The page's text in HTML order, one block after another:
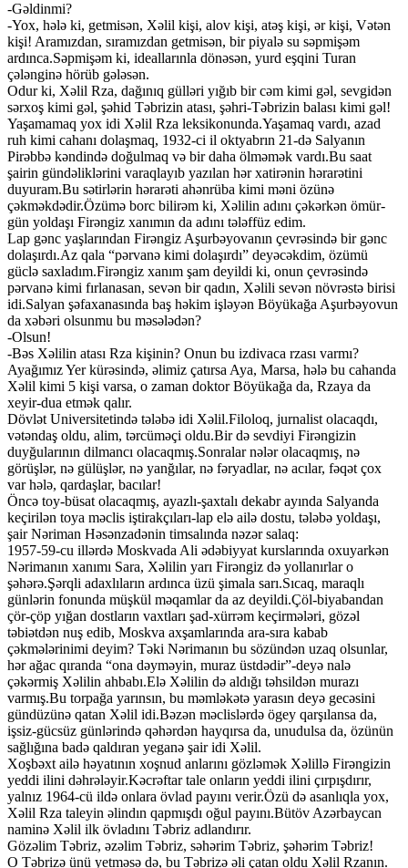
-Gəldinmi?
-Yox, hələ ki, getmisən, Xəlil kişi, alov kişi, atəş kişi, ər kişi, Vətən
kişi! Aramızdan, sıramızdan getmisən, bir piyalə su səpmişəm
ardınca.Səpmişəm ki, ideallarınla dönəsən, yurd eşqini Turan
çələnginə hörüb gələsən.
Odur ki, Xəlil Rza, dağınıq gülləri yığıb bir cəm kimi gəl, sevgidən
sərxoş kimi gəl, şəhid Təbrizin atası, şəhri-Təbrizin balası kimi gəl!
Yaşamamaq yox idi Xəlil Rza leksikonunda.Yaşamaq vardı, azad
ruh kimi cahanı dolaşmaq, 1932-ci il oktyabrın 21-də Salyanın
Pirəbbə kəndində doğulmaq və bir daha ölməmək vardı.Bu saat
şairin gündəliklərini varaqlayıb yazılan hər xatirənin hərarətini
duyuram.Bu sətirlərin hərarəti ahənrüba kimi məni özünə
çəkməkdədir.Özümə borc bilirəm ki, Xəlilin adını çəkərkən ömür-
gün yoldaşı Firəngiz xanımın da adını tələffüz edim.
Lap gənc yaşlarından Firəngiz Aşurbəyovanın çevrəsində bir gənc
dolaşırdı.Az qala “pərvanə kimi dolaşırdı” deyəcəkdim, özümü
güclə saxladım.Firəngiz xanım şam deyildi ki, onun çevrəsində
pərvanə kimi fırlanasan, sevən bir qadın, Xəlili sevən növrəstə birisi
idi.Salyan şəfaxanasında baş həkim işləyən Böyükağa Aşurbəyovun
da xəbəri olsunmu bu məsələdən?
-Olsun!
-Bəs Xəlilin atası Rza kişinin? Onun bu izdivaca rzası varmı?
Ayağımız Yer kürəsində, əlimiz çatırsa Aya, Marsa, hələ bu cahanda
Xəlil kimi 5 kişi varsa, o zaman doktor Böyükağa da, Rzaya da
xeyir-dua etmək qalır.
Dövlət Universitetində tələbə idi Xəlil.Filoloq, jurnalist olacaqdı,
vətəndaş oldu, alim, tərcüməçi oldu.Bir də sevdiyi Firəngizin
duyğularının dilmancı olacaqmış.Sonralar nələr olacaqmış, nə
görüşlər, nə gülüşlər, nə yanğılar, nə fəryadlar, nə acılar, fəqət çox
var hələ, qardaşlar, bacılar!
Öncə toy-büsat olacaqmış, ayazlı-şaxtalı dekabr ayında Salyanda
keçirilən toya məclis iştirakçıları-lap elə ailə dostu, tələbə yoldaşı,
şair Nəriman Həsənzadənin timsalında nəzər salaq:
1957-59-cu illərdə Moskvada Ali ədəbiyyat kurslarında oxuyarkən
Nərimanın xanımı Sara, Xəlilin yarı Firəngiz də yollanırlar o
şəhərə.Şərqli adaxlıların ardınca üzü şimala sarı.Sıcaq, maraqlı
günlərin fonunda müşkül məqamlar da az deyildi.Çöl-biyabandan
çör-çöp yığan dostların vaxtları şad-xürrəm keçirmələri, gözəl
təbiətdən nuş edib, Moskva axşamlarında ara-sıra kabab
çəkmələrinimi deyim? Təki Nərimanın bu sözündən uzaq olsunlar,
hər ağac qıranda “ona dəyməyin, muraz üstdədir”-deyə nalə
çəkərmiş Xəlilin ahbabı.Elə Xəlilin də aldığı təhsildən murazı
varmış.Bu torpağa yarınsın, bu məmləkətə yarasın deyə gecəsini
gündüzünə qatan Xəlil idi.Bəzən məclislərdə ögey qarşılansa da,
işsiz-gücsüz günlərində qəhərdən hayqırsa da, unudulsa da, özünün
sağlığına badə qaldıran yeganə şair idi Xəlil.
Xoşbəxt ailə həyatının xoşnud anlarını gözləmək Xəlillə Firəngizin
yeddi ilini dəhrələyir.Kəcrəftar tale onların yeddi ilini çırpışdırır,
yalnız 1964-cü ildə onlara övlad payını verir.Özü də asanlıqla yox,
Xəlil Rza taleyin əlindın qapmışdı oğul payını.Bütöv Azərbaycan
naminə Xəlil ilk övladını Təbriz adlandırır.
Gözəlim Təbriz, əzəlim Təbriz, səhərim Təbriz, şəhərim Təbriz!
O Təbrizə ünü yetməsə də, bu Təbrizə əli çatan oldu Xəlil Rzanın.